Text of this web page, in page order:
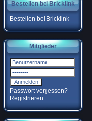
Bestellen bei Bricklink
Bestellen bei Bricklink
Mitglieder
Passwort vergessen?
Registrieren